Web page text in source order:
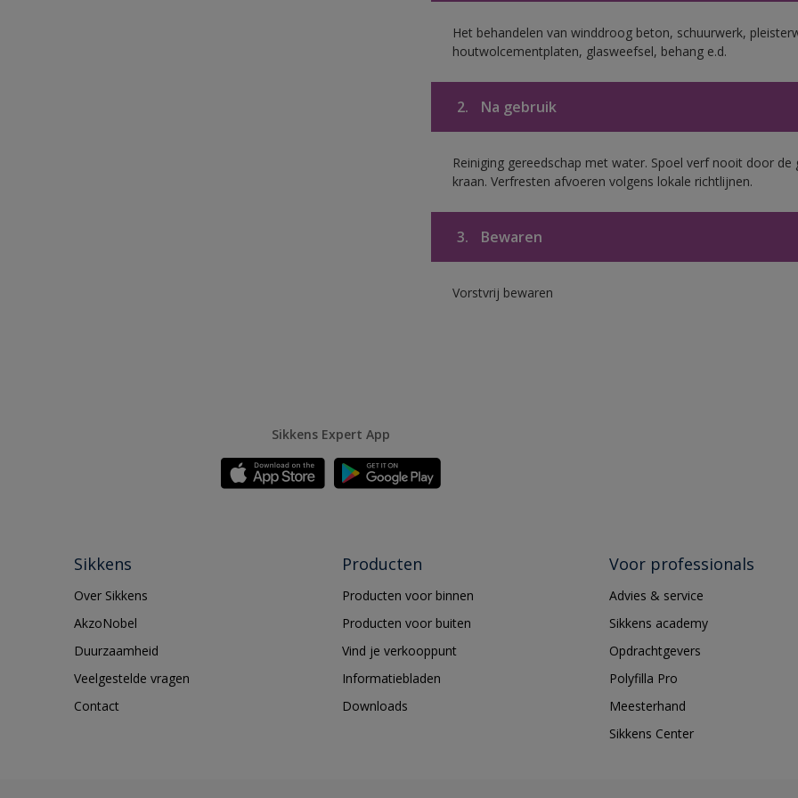
Het behandelen van winddroog beton, schuurwerk,
houtwolcementplaten, glasweefsel, behang e.d.
2. Na gebruik
Reiniging gereedschap met water. Spoel verf nooit door
kraan. Verfresten afvoeren volgens lokale richtlijnen.
3. Bewaren
Vorstvrij bewaren
Sikkens Expert App
Sikkens
Over Sikkens
AkzoNobel
Duurzaamheid
Veelgestelde vragen
Contact
Producten
Producten voor binnen
Producten voor buiten
Vind je verkooppunt
Informatiebladen
Downloads
Voor professionals
Advies & service
Sikkens academy
Opdrachtgevers
Polyfilla Pro
Meesterhand
Sikkens Center